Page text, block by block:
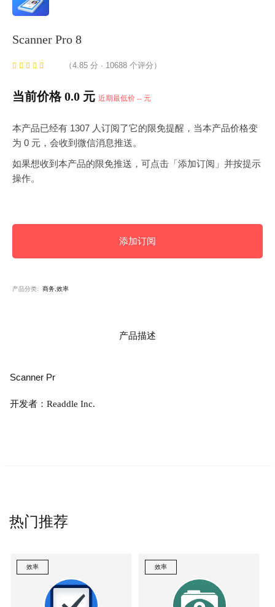
Scanner Pro 8
（4.85 分 · 10688 个评分）
当前价格 0.0 元 近期最低价 -- 元
本产品已经有 1307 人订阅了它的限免提醒，当本产品价格变
为 0 元，会收到微信消息推送。
如果想收到本产品的限免推送，可点击「添加订阅」并按提示
操作。
添加订阅
产品分类: 商务,效率
产品描述
Scanner Pr
开发者：Readdle Inc.
热门推荐
效率 效率